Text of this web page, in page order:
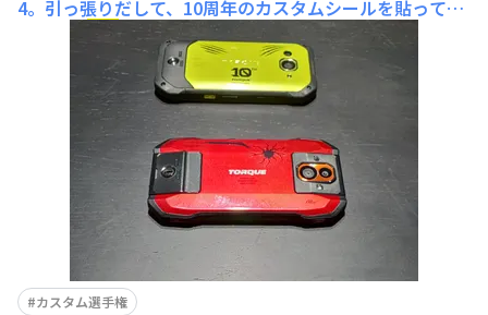
4。引っ張りだして、10周年のカスタムシールを貼ってみ
G03 のイエローはとても気に入ってました。実
際、シールを貼ろうとすると、どこに何を貼っていいや
ら。。。迷うもんですね(笑)
カスタム選手権